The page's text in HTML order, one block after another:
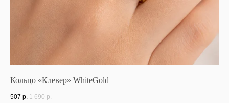
Кольцо «Клевер» WhiteGold
507 р. 1 690 р.